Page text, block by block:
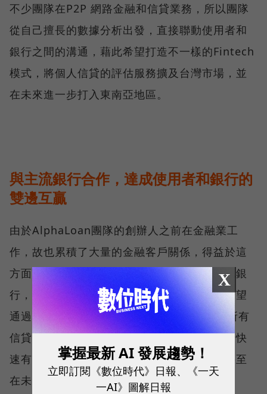
不少團隊在P2P 網路金融和信貸業務，所以團隊
從自己擅長的數據分析出發，直接聯動使用者和
銀行之間的溝通，藉此希望打造不一樣的Fintech
模式，將個人信貸的評估服務擴及台灣市場，並
在未來進一步打入東南亞地區。
與主流銀行合作，達成使用者和銀行的
雙邊互贏
由於AlphaLoan團隊的創辦人之前在金融業工
作，故也累積了大量的金融客戶關係，得益於這
方面的優勢，目前合作的銀行已覆蓋國內主流銀
行，並且還在持續增加中，而團隊也直言，希望
通過AlphaLoan能讓使用者快速取得市面上所有
信貸產品的資訊和實際貸款利率，並且讓銀行快
速有效的取得客戶通路，建立大數據信評，甚至
在未來推出專屬貸款商品。
X
掌握最新 AI 發展趨勢！
立即訂閱《數位時代》日報、《一天
一AI》圖解日報